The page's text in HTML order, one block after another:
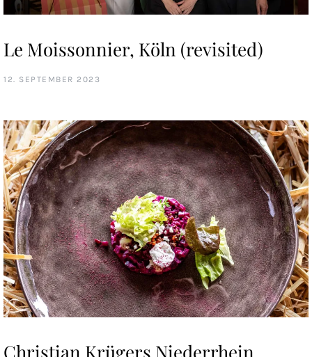
Le Moissonnier, Köln (revisited)
12. SEPTEMBER 2023
Christian Krügers Niederrhein